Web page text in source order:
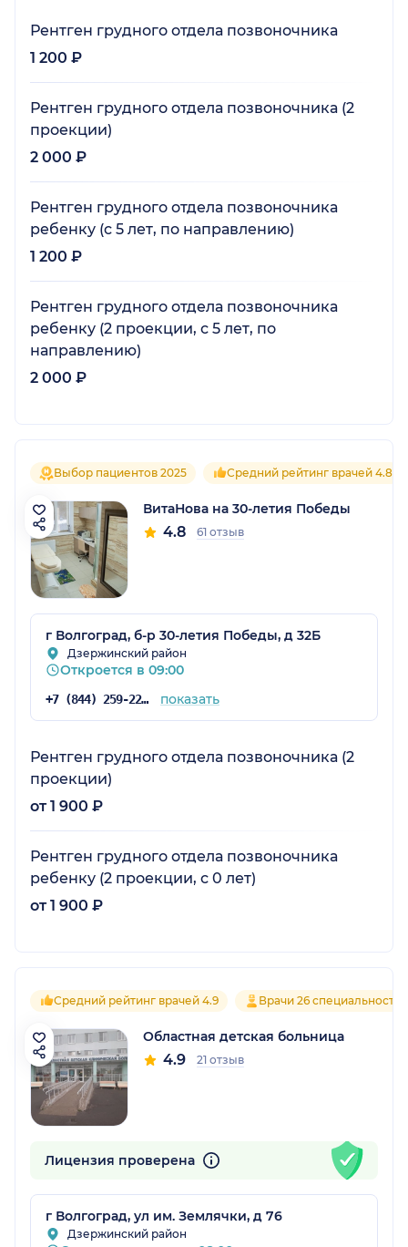
Рентген грудного отдела позвоночника
1 200 ₽
Рентген грудного отдела позвоночника (2
проекции)
2 000 ₽
Рентген грудного отдела позвоночника
ребенку (с 5 лет, по направлению)
1 200 ₽
Рентген грудного отдела позвоночника
ребенку (2 проекции, с 5 лет, по
направлению)
2 000 ₽
Выбор пациентов 2025 Средний рейтинг врачей 4.8
ВитаНова на 30-летия Победы
4.8 61 отзыв
г Волгоград, б-р 30-летия Победы, д 32Б
Дзержинский район
Откроется в 09:00
+7 (844) 259-22-59 показать
Рентген грудного отдела позвоночника (2
проекции)
от 1 900 ₽
Рентген грудного отдела позвоночника
ребенку (2 проекции, с 0 лет)
от 1 900 ₽
Средний рейтинг врачей 4.9 Врачи 26 специальностей
Областная детская больница
4.9 21 отзыв
Лицензия проверена
г Волгоград, ул им. Землячки, д 76
Дзержинский район